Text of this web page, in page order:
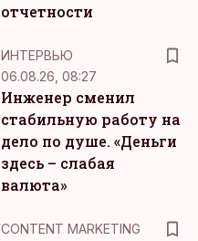
отчетности
ИНТЕРВЬЮ
06.08.26, 08:27
Инженер сменил
стабильную работу на
дело по душе. «Деньги
здесь – слабая
валюта»
CONTENT MARKETING